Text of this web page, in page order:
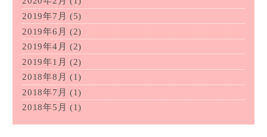
2019年7月 (5)
2019年6月 (2)
2019年4月 (2)
2019年1月 (2)
2018年8月 (1)
2018年7月 (1)
2018年5月 (1)